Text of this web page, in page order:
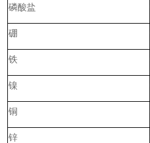
磷酸盐
硼
铁
镍
铜
锌